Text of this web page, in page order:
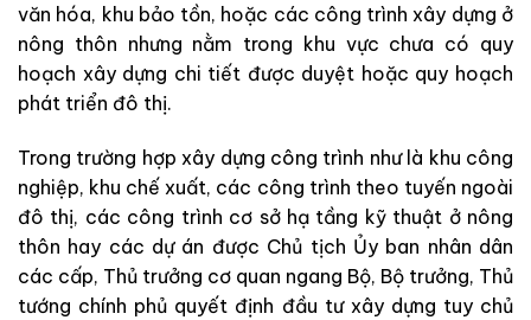
văn hóa, khu bảo tồn, hoặc các công trình xây dựng ở
nông thôn nhưng nằm trong khu vực chưa có quy
hoạch xây dựng chi tiết được duyệt hoặc quy hoạch
phát triển đô thị.
Trong trường hợp xây dựng công trình như là khu công
nghiệp, khu chế xuất, các công trình theo tuyến ngoài
đô thị, các công trình cơ sở hạ tầng kỹ thuật ở nông
thôn hay các dự án được Chủ tịch Ủy ban nhân dân
các cấp, Thủ trưởng cơ quan ngang Bộ, Bộ trưởng, Thủ
tướng chính phủ quyết định đầu tư xây dựng tuy chủ